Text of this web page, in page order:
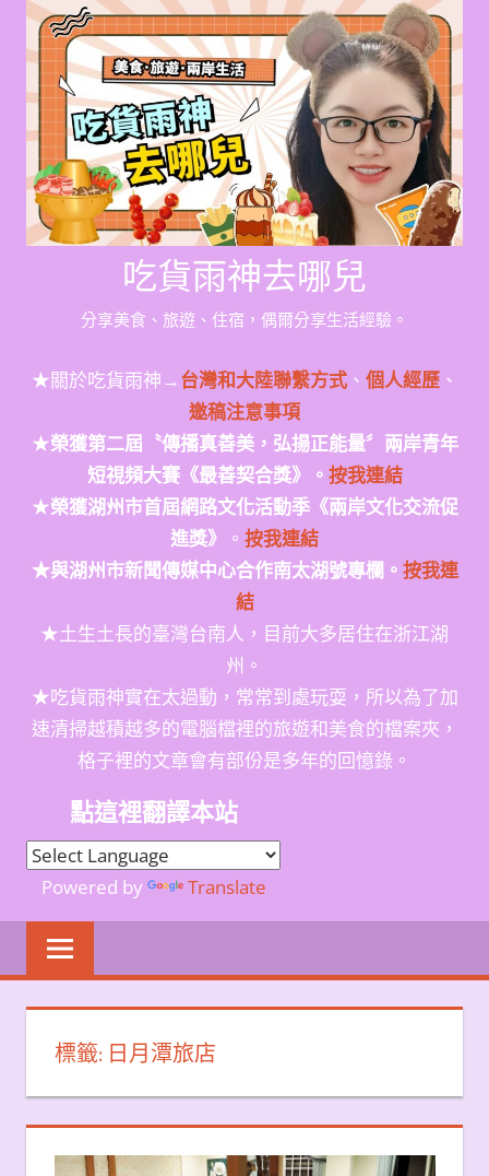
Skip
content
吃貨雨神去哪兒
分享美食、旅遊、住宿，偶爾分享生活經驗。
★關於吃貨雨神→台灣和大陸聯繫方式、 個人經歷、
邀稿注意事項
★榮獲第二屆〝傳播真善美，弘揚正能量〞兩岸青年
短視頻大賽《最善契合獎》。 按我連結
★榮獲湖州市首屆網路文化活動季《兩岸文化交流促
進獎》
。 按我連結
★與湖州市新聞傳媒中心合作南太湖號專欄。 按我連
結
★土生土長的臺灣台南人，目前大多居住在浙江湖
州。
★吃貨雨神實在太過動，常常到處玩耍，所以為了加
速清掃越積越多的電腦檔裡的旅遊和美食的檔案夾，
格子裡的文章會有部份是多年的回憶錄。
點這裡翻譯本站
Powered by Translate
標籤: 日月潭旅店